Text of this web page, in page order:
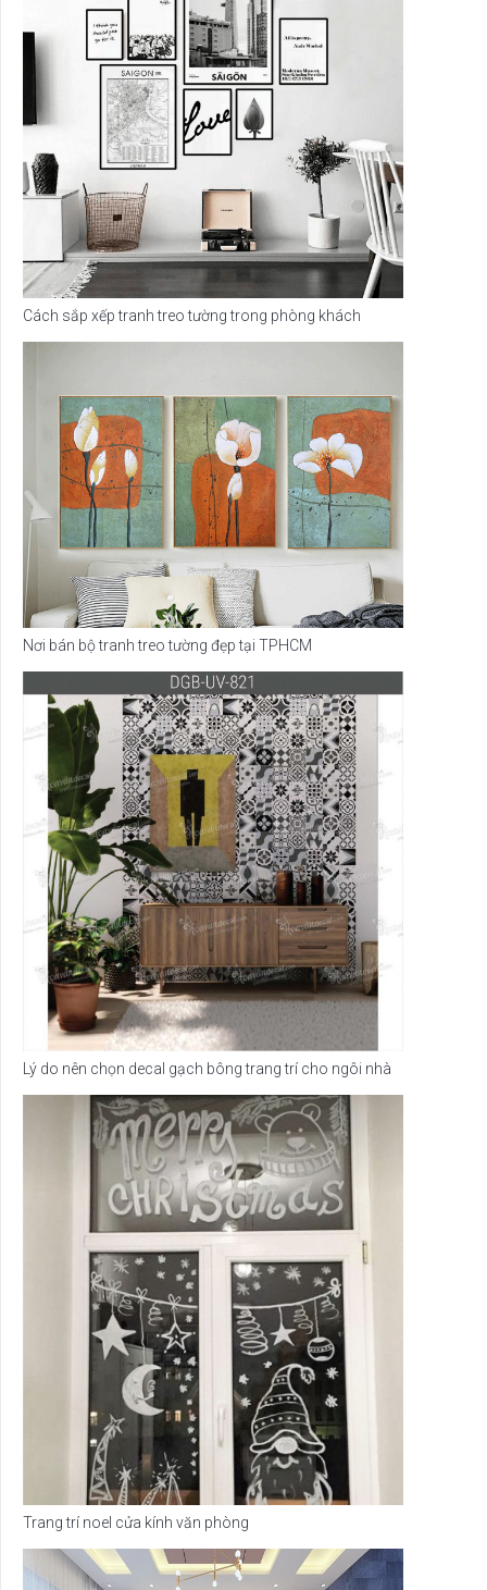
Cách sắp xếp tranh treo tường trong phòng khách
Nơi bán bộ tranh treo tường đẹp tại TPHCM
Lý do nên chọn decal gạch bông trang trí cho ngôi nhà
Trang trí noel cửa kính văn phòng